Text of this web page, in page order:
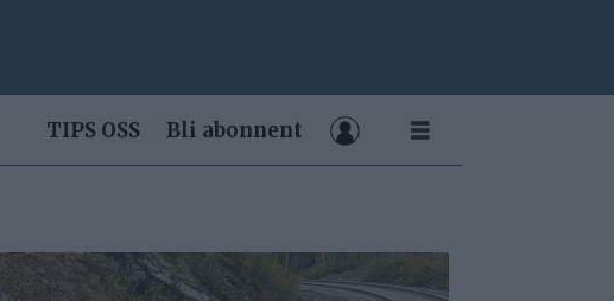
TIPS OSS Bli abonnent